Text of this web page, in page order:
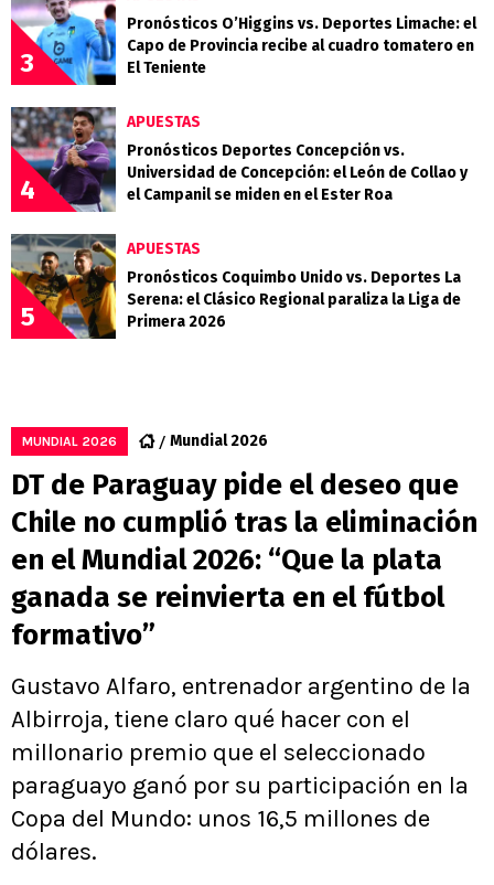
3
Pronósticos O’Higgins vs. Deportes Limache: el
Capo de Provincia recibe al cuadro tomatero en
El Teniente
4
APUESTAS
Pronósticos Deportes Concepción vs.
Universidad de Concepción: el León de Collao y
el Campanil se miden en el Ester Roa
5
APUESTAS
Pronósticos Coquimbo Unido vs. Deportes La
Serena: el Clásico Regional paraliza la Liga de
Primera 2026
MUNDIAL 2026 Mundial 2026
DT de Paraguay pide el deseo que
Chile no cumplió tras la eliminación
en el Mundial 2026: “Que la plata
ganada se reinvierta en el fútbol
formativo”
Gustavo Alfaro, entrenador argentino de la
Albirroja, tiene claro qué hacer con el
millonario premio que el seleccionado
paraguayo ganó por su participación en la
Copa del Mundo: unos 16,5 millones de
dólares.